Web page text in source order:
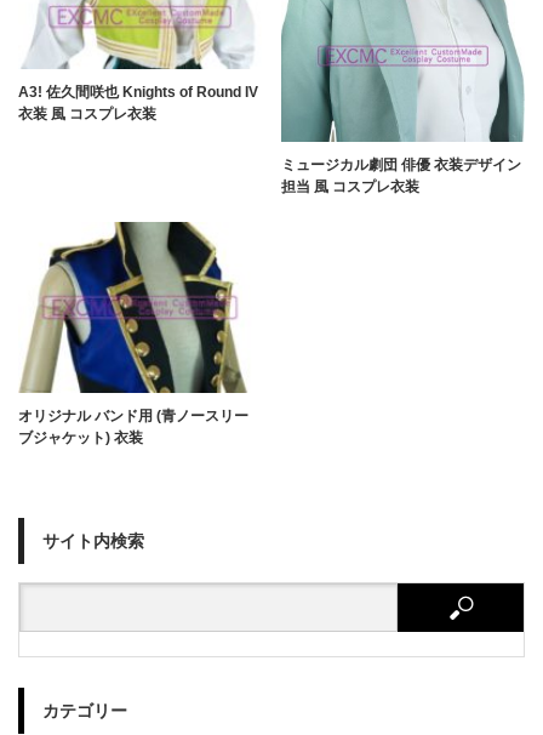
A3! 佐久間咲也 Knights of Round IV
衣装 風 コスプレ衣装
ミュージカル劇団 俳優 衣装デザイン
担当 風 コスプレ衣装
オリジナル バンド用 (青ノースリー
ブジャケット) 衣装
サイト内検索
カテゴリー